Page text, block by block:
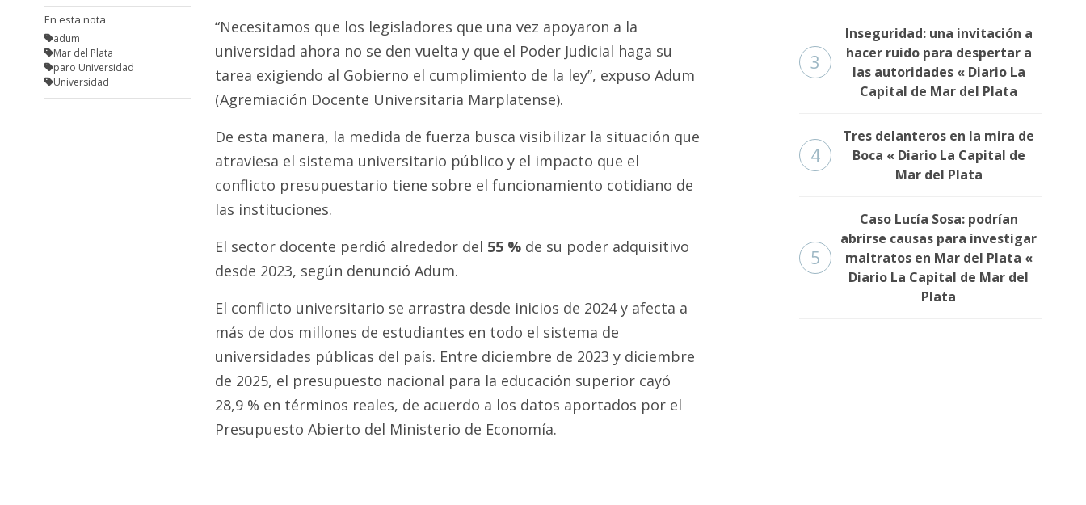
En esta nota
adum
Mar del Plata
paro Universidad
Universidad
“Necesitamos que los legisladores que una vez apoyaron a la
universidad ahora no se den vuelta y que el Poder Judicial haga su
tarea exigiendo al Gobierno el cumplimiento de la ley”, expuso Adum
(Agremiación Docente Universitaria Marplatense).
De esta manera, la medida de fuerza busca visibilizar la situación que
atraviesa el sistema universitario público y el impacto que el
conflicto presupuestario tiene sobre el funcionamiento cotidiano de
las instituciones.
El sector docente perdió alrededor del 55 %de su poder adquisitivo
desde 2023, según denunció Adum.
El conflicto universitario se arrastra desde inicios de 2024 y afecta a
más de dos millones de estudiantes en todo el sistema de
universidades públicas del país. Entre diciembre de 2023 y diciembre
de 2025, el presupuesto nacional para la educación superior cayó
28,9 % en términos reales, de acuerdo a los datos aportados por el
Presupuesto Abierto del Ministerio de Economía.
3
Inseguridad: una invitación a
hacer ruido para despertar a
las autoridades « Diario La
Capital de Mar del Plata
4
Tres delanteros en la mira de
Boca « Diario La Capital de
Mar del Plata
5
Caso Lucía Sosa: podrían
abrirse causas para investigar
maltratos en Mar del Plata «
Diario La Capital de Mar del
Plata